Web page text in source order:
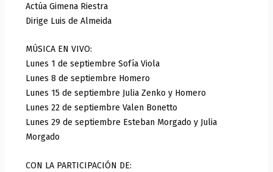
Actúa Gimena Riestra
Dirige Luis de Almeida
MÚSICA EN VIVO:
Lunes 1 de septiembre Sofía Viola
Lunes 8 de septiembre Homero
Lunes 15 de septiembre Julia Zenko y Homero
Lunes 22 de septiembre Valen Bonetto
Lunes 29 de septiembre Esteban Morgado y Julia
Morgado
CON LA PARTICIPACIÓN DE: